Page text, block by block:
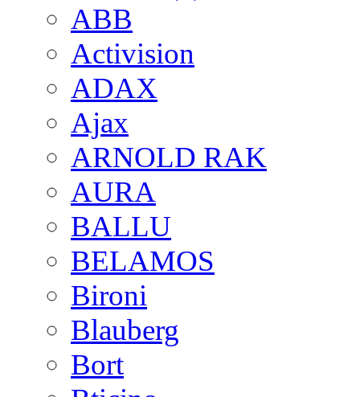
ABB
Activision
ADAX
Ajax
ARNOLD RAK
AURA
BALLU
BELAMOS
Bironi
Blauberg
Bort